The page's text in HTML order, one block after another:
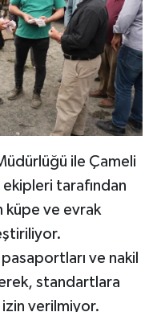
ile Çameli
tarafından
küpe ve evrak
ve nakil
standartlara
izin verilmiyor.